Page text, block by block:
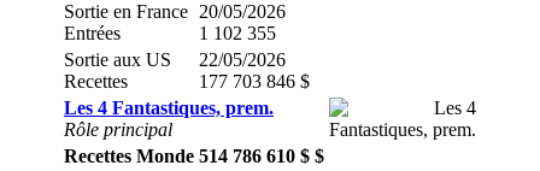
Sortie en France
Entrées
20/05/2026
1 102 355
Sortie aux US
Recettes
22/05/2026
177 703 846 $
Les 4 Fantastiques, prem.
Rôle principal
Recettes Monde 514 786 610 $ $